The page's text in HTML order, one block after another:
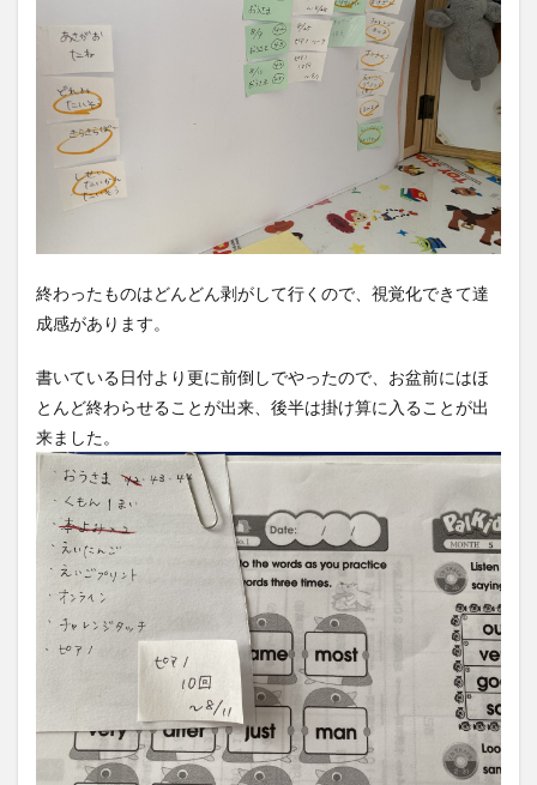
終わったものはどんどん剥がして行くので、視覚化できて達
成感があります。
書いている日付より更に前倒しでやったので、お盆前にはほ
とんど終わらせることが出来、後半は掛け算に入ることが出
来ました。